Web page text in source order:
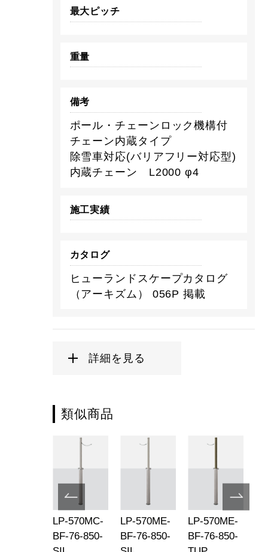
最大ピッチ
重量
備考
ポール・チェーンロック機構付
チェーン内蔵タイプ
除雪車対応(バリアフリー対応型)
内蔵チェーン L2000 φ4
施工実績
カタログ
ヒューランドスケープカタログ
（アーキズム） 056P 掲載
詳細を見る
類似商品
LP-570MC-
BF-76-850-
LP-570ME-
BF-76-850-
LP-570ME-
BF-76-850-